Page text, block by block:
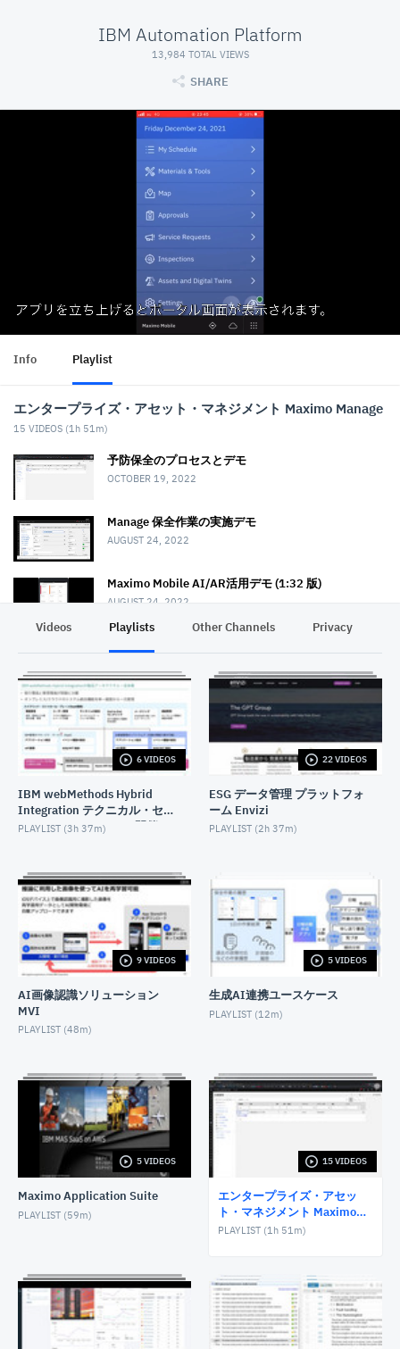
IBM Automation Platform
13,984 TOTAL VIEWS
SHARE
Info Playlist
エンタープライズ・アセット・マネジメント Maximo Manage
15 VIDEOS (1h 51m)
予防保全のプロセスとデモ
OCTOBER 19, 2022
Manage 保全作業の実施デモ
AUGUST 24, 2022
Maximo Mobile AI/AR活用デモ (1:32 版)
AUGUST 24, 2022
Maximo Mobile 保全作業デモ (字幕解説版)
DECEMBER 2, 2022
作業指示書入力をモバイルアプリで効率化
AUGUST 24, 2022
セルフサービスを活用した保全業務
Maximo Calibration較正管理
MARCH 13, 2023
Maximo Manageテーラリング
JANUARY 19, 2023
MaximoとBIM情報を活用した設備保全
橋梁資産管理 Maximo Civil Infrastructure
MARCH 7, 2023
MVI Manage Monitor連携デモ
AUGUST 24, 2022
Maximoと画像AIを活用した設備の長寿命化
JUNE 18, 2023
Maximo Manage設備保全管理のデータを活用した
Cognos Analyticsのデモ
Videos Playlists Other Channels Privacy
6 VIDEOS
IBM webMethods Hybrid
Integration テクニカル・セ
ミナー（2025/12/16 開催）
PLAYLIST (3h 37m)
22 VIDEOS
ESG データ管理 プラットフォ
ーム Envizi
PLAYLIST (2h 37m)
9 VIDEOS
AI画像認識ソリューション
MVI
PLAYLIST (48m)
5 VIDEOS
生成AI連携ユースケース
PLAYLIST (12m)
5 VIDEOS
Maximo Application Suite
PLAYLIST (59m)
15 VIDEOS
エンタープライズ・アセッ
ト・マネジメント Maximo
Manage
PLAYLIST (1h 51m)